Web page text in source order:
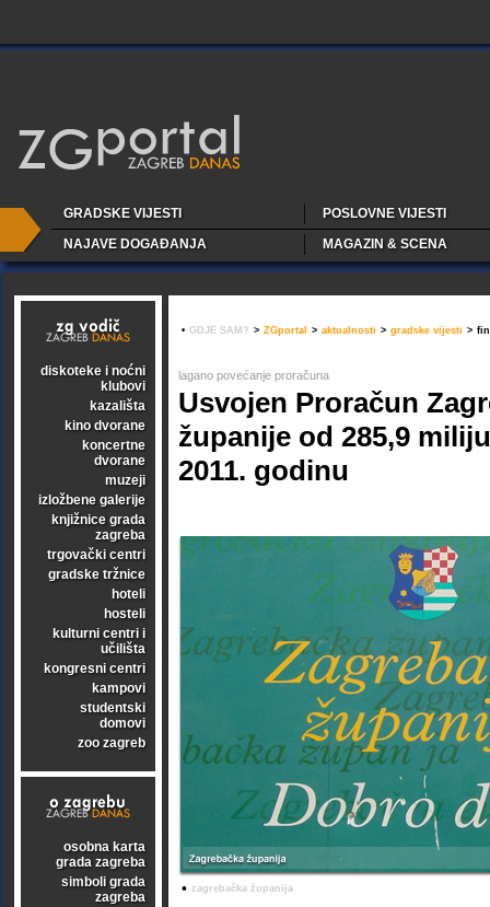
GRADSKE VIJESTI
POSLOVNE VIJESTI
NAJAVE DOGAĐANJA
MAGAZIN & SCENA
diskoteke i noćni
klubovi
kazališta
kino dvorane
koncertne
dvorane
muzeji
izložbene galerije
knjižnice grada
zagreba
trgovački centri
gradske tržnice
hoteli
hosteli
kulturni centri i
učilišta
kongresni centri
kampovi
studentski
domovi
zoo zagreb
osobna karta
grada zagreba
simboli grada
zagreba
• GDJE SAM? > ZGportal > aktualnosti > gradske vijesti >
lagano povećanje proračuna
Usvojen Proračun
županije od 285,9
2011. godinu
• zagrebačka županija